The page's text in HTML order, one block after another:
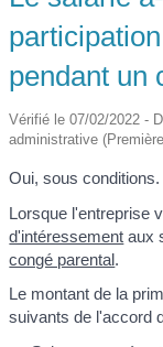
pendant un
Vérifié le 07/02/2022 -
administrative
Oui, sous conditions.
Lorsque l'entreprise
d'intéressement aux
congé parental.
Le montant de la
suivants de l'accord